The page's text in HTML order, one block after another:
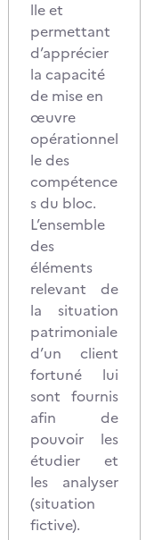
lle et
permettant
d’apprécier
la capacité
de mise en
œuvre
opérationnel
le des
compétence
s du bloc.
L’ensemble
des
éléments
relevant de
la situation
patrimoniale
d’un client
fortuné lui
sont fournis
afin de
pouvoir les
étudier et
les analyser
(situation
fictive).